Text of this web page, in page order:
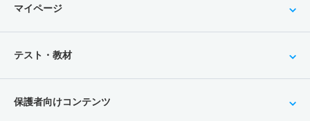
マイページ
テスト・教材
保護者向けコンテンツ